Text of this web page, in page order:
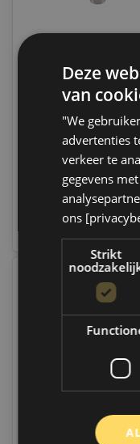
Sonic Dop zeskant
8 mm | 2155008
Op voorraad
Op voorraad verzending
binnen 1 a 2 werkdagen.
Boven de 50,- gratis
Sonic Dop zeskant
4 mm | lang |
Deze
van
"We
advertenties
verkeer te
gegevens
ons
Strikt